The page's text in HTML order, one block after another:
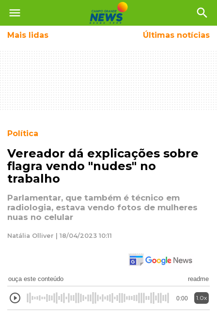
menu search
Mais lidas Últimas notícias
Política
Vereador dá explicações sobre
flagra vendo "nudes" no
trabalho
Parlamentar, que também é técnico em
radiologia, estava vendo fotos de mulheres
nuas no celular
Natália Olliver | 18/04/2023 10:11
ouça este conteúdo readme
0:00 1.0x